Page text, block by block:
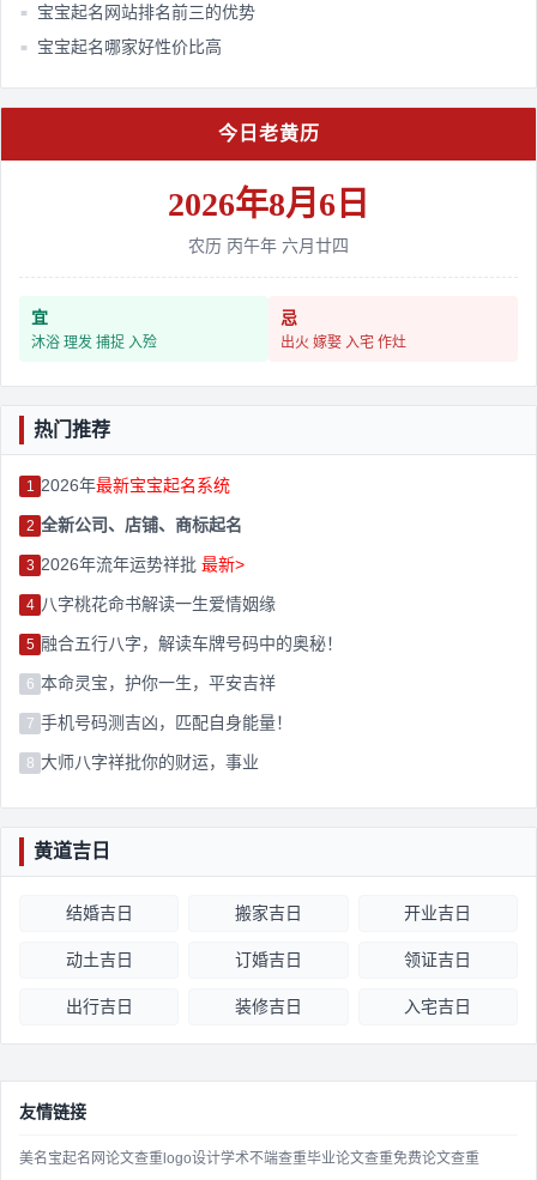
■ 宝宝起名网站排名前三的优势​
■ 宝宝起名哪家好性价比高​
今日老黄历
2026年8月6日
农历 丙午年 六月廿四
宜
沐浴 理发 捕捉 入殓
忌
出火 嫁娶 入宅 作灶
热门推荐
1 2026年最新宝宝起名系统
2 全新公司、店铺、商标起名
3 2026年流年运势祥批 最新>
4 八字桃花命书解读一生爱情姻缘
5 融合五行八字，解读车牌号码中的奥秘！
6 本命灵宝，护你一生，平安吉祥
7 手机号码测吉凶，匹配自身能量！
8 大师八字祥批你的财运，事业
黄道吉日
结婚吉日 搬家吉日 开业吉日
动土吉日 订婚吉日 领证吉日
出行吉日 装修吉日 入宅吉日
友情链接
美名宝起名网论文查重 logo设计学术不端查重毕业论文查重免费论文查重